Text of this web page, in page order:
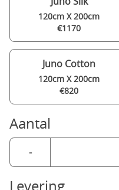
120cm X 200cm
€1170
Juno Cotton
120cm X 200cm
€820
Aantal
-
Levering